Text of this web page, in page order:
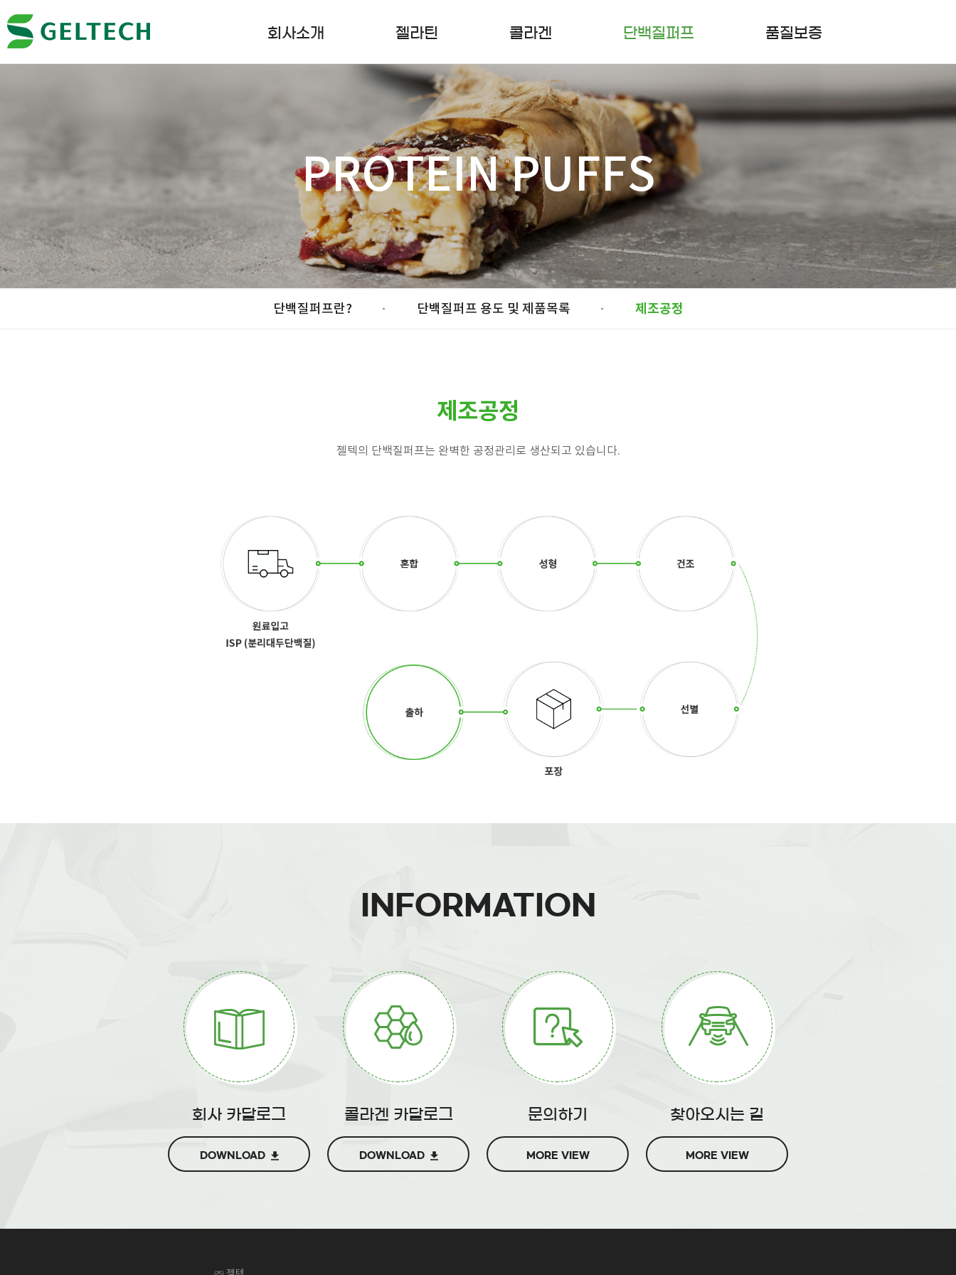
회사소개 젤라틴 콜라겐 단백질퍼프 품질보증
CONTACT US KOR
PROTEIN PUFFS
단백질퍼프란? 단백질퍼프 용도 및 제품목록 제조공정
제조공정
젤텍의 단백질퍼프는 완벽한 공정관리로 생산되고 있습니다.
INFORMATION
회사 카달로그
DOWNLOAD
콜라겐 카달로그
DOWNLOAD
문의하기
MORE VIEW
찾아오시는 길
MORE VIEW